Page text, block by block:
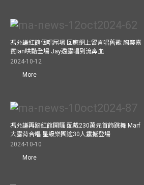
馮允謙紅館個唱尾場 回應網上留言唱舊歌 胸襲嘉
賓Ian哄動全場 Jay透露唱到流鼻血
2024-10-12
More
馮允謙再踏紅館開騷 配戴230萬元首飾跳舞 Marf
大露背合唱 星級樂團逾30人震撼登場
2024-10-10
More